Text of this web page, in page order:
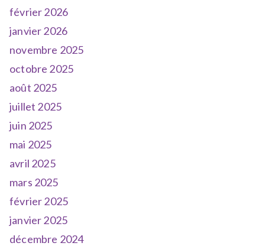
février 2026
janvier 2026
novembre 2025
octobre 2025
août 2025
juillet 2025
juin 2025
mai 2025
avril 2025
mars 2025
février 2025
janvier 2025
décembre 2024